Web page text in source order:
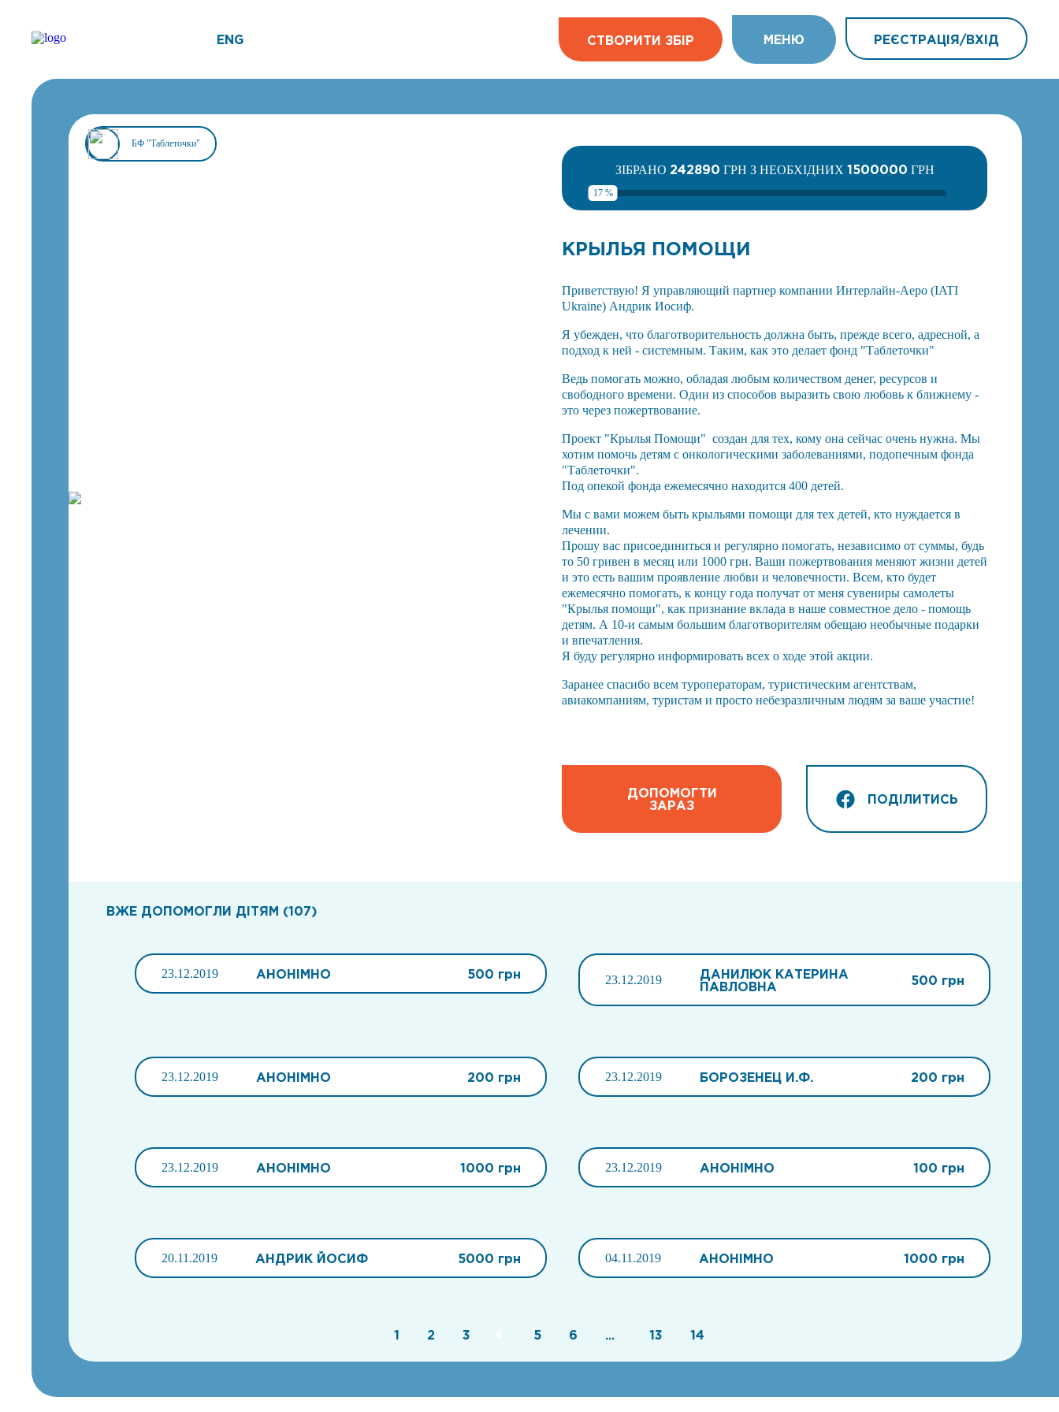
ENG СТВОРИТИ ЗБІР МEНЮ РЕЄСТРАЦІЯ/ВХIД
БФ "Таблеточки"
ЗІБРАНО 242890 ГРН З НЕОБХІДНИХ 1500000 ГРН
17 %
КРЫЛЬЯ ПОМОЩИ
Приветствую! Я управляющий партнер компании Интерлайн-Аеро (IATI
Ukraine) Андрик Иосиф.
Я убежден, что благотворительность должна быть, прежде всего, адресной, а
подход к ней - системным. Таким, как это делает фонд "Таблеточки"
Ведь помогать можно, обладая любым количеством денег, ресурсов и
свободного времени. Один из способов выразить свою любовь к ближнему -
это через пожертвование.
Проект "Крылья Помощи" создан для тех, кому она сейчас очень нужна. Мы
хотим помочь детям с онкологическими заболеваниями, подопечным фонда
"Таблеточки".
Под опекой фонда ежемесячно находится 400 детей.
Мы с вами можем быть крыльями помощи для тех детей, кто нуждается в
лечении.
Прошу вас присоединиться и регулярно помогать, независимо от суммы, будь
то 50 гривен в месяц или 1000 грн. Ваши пожертвования меняют жизни детей
и это есть вашим проявление любви и человечности. Всем, кто будет
ежемесячно помогать, к концу года получат от меня сувениры самолеты
"Крылья помощи", как признание вклада в наше совместное дело - помощь
детям. А 10-и самым большим благотворителям обещаю необычные подарки
и впечатления.
Я буду регулярно информировать всех о ходе этой акции.
Заранее спасибо всем туроператорам, туристическим агентствам,
авиакомпаниям, туристам и просто небезразличным людям за ваше участие!
ДОПОМОГТИ
ЗАРАЗ
ПОДІЛИТИСЬ
ВЖЕ ДОПОМОГЛИ ДІТЯМ (107)
23.12.2019 АНОНІМНО 500 грн 23.12.2019
ДАНИЛЮК КАТЕРИНА
ПАВЛОВНА
500 грн
23.12.2019 АНОНІМНО 200 грн 23.12.2019 БОРОЗЕНЕЦ И.Ф. 200 грн
23.12.2019 АНОНІМНО 1000 грн 23.12.2019 АНОНІМНО 100 грн
20.11.2019 АНДРИК ЙОСИФ 5000 грн 04.11.2019 АНОНІМНО 1000 грн
1 2 3 5 6 ... 13 14